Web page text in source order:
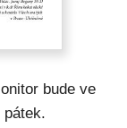
bude ve